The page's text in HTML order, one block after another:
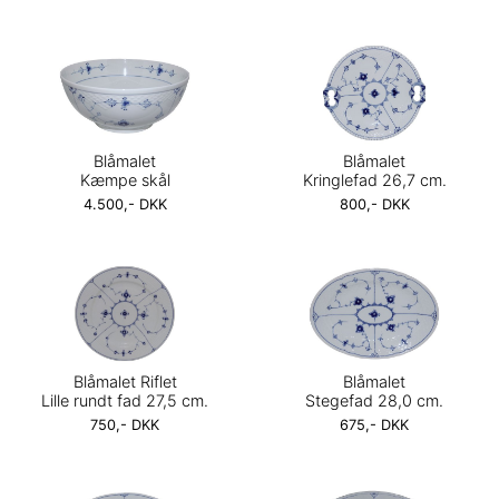
Blåmalet
Kæmpe skål
4.500,- DKK
Blåmalet
Kringlefad 26,7 cm.
800,- DKK
Blåmalet Riflet
Lille rundt fad 27,5 cm.
750,- DKK
Blåmalet
Stegefad 28,0 cm.
675,- DKK